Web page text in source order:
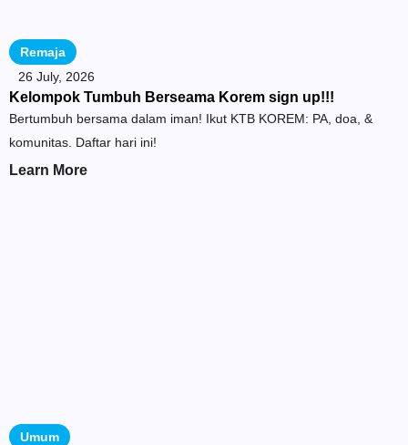
Remaja
26 July, 2026
Kelompok Tumbuh Berseama Korem sign up!!!
Bertumbuh bersama dalam iman! Ikut KTB KOREM: PA, doa, &
komunitas. Daftar hari ini!
Learn More
Umum